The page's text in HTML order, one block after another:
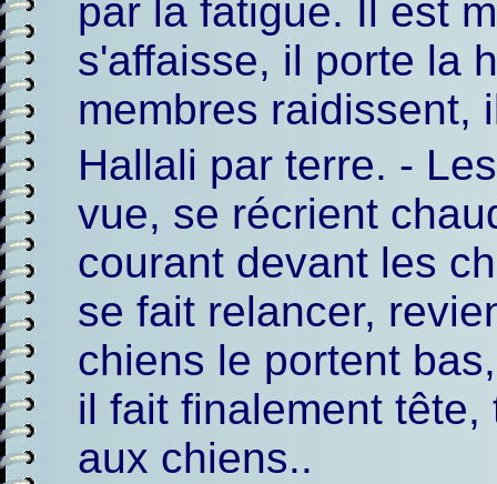
par la fatigue. Il est
s'affaisse, il porte la
membres raidissent,
Hallali par terre. -
vue, se récrient
courant devant les
se fait relancer,
chiens le portent
il fait finalement
aux chiens..